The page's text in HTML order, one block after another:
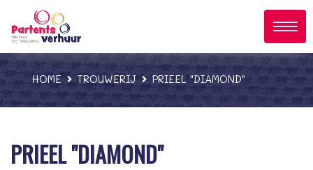
HOME TROUWERIJ PRIEEL "DIAMOND"
PRIEEL "DIAMOND"